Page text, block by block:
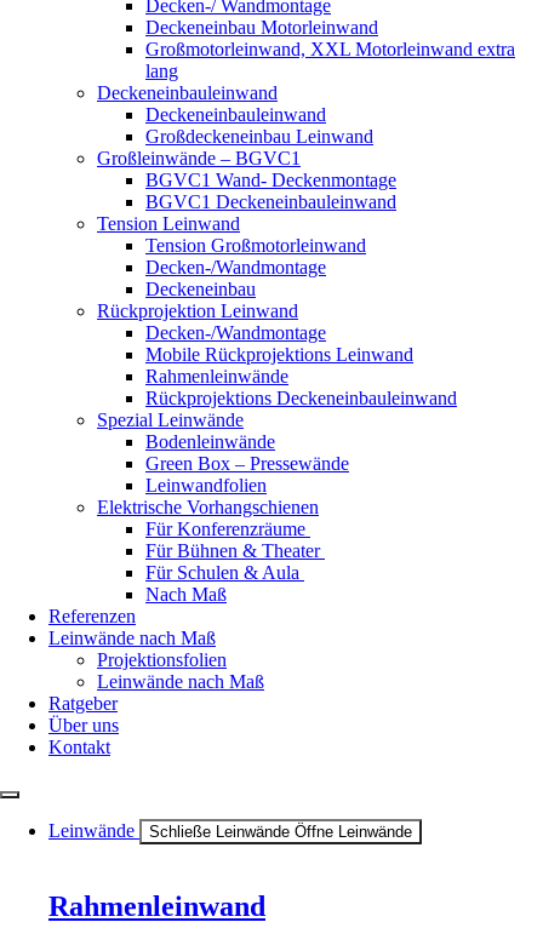
Decken-/ Wandmontage
Deckeneinbau Motorleinwand
Großmotorleinwand, XXL Motorleinwand extra
lang
Deckeneinbauleinwand
Deckeneinbauleinwand
Großdeckeneinbau Leinwand
Großleinwände – BGVC1
BGVC1 Wand- Deckenmontage
BGVC1 Deckeneinbauleinwand
Tension Leinwand
Tension Großmotorleinwand
Decken-/Wandmontage
Deckeneinbau
Rückprojektion Leinwand
Decken-/Wandmontage
Mobile Rückprojektions Leinwand
Rahmenleinwände
Rückprojektions Deckeneinbauleinwand
Spezial Leinwände
Bodenleinwände
Green Box – Pressewände
Leinwandfolien
Elektrische Vorhangschienen
Für Konferenzräume
Für Bühnen & Theater
Für Schulen & Aula
Nach Maß
Referenzen
Leinwände nach Maß
Projektionsfolien
Leinwände nach Maß
Ratgeber
Über uns
Kontakt
Leinwände Schließe Leinwände Öffne Leinwände
Rahmenleinwand